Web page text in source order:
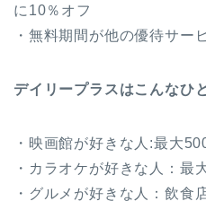
に10％オフ
・無料期間が他の優待サー
デイリープラスはこんなひ
・映画館が好きな人:最大
・カラオケが好きな人：最
・グルメが好きな人：飲食